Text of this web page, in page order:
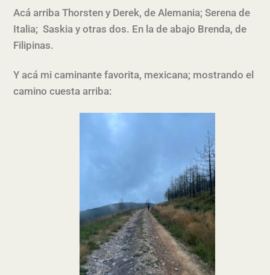
Acá arriba Thorsten y Derek, de Alemania; Serena de
Italia; Saskia y otras dos. En la de abajo Brenda, de
Filipinas.
Y acá mi caminante favorita, mexicana; mostrando el
camino cuesta arriba: